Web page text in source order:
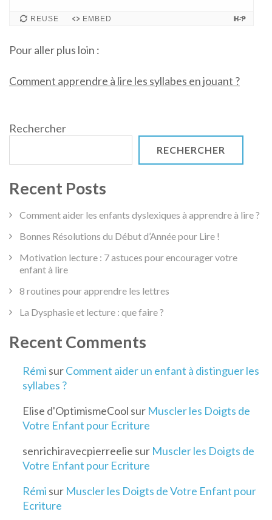
Use
or
key
to
REUSE EMBED
Pour aller plus loin :
Comment apprendre à lire les syllabes en jouant ?
Rechercher
RECHERCHER
Recent Posts
Comment aider les enfants dyslexiques à apprendre à lire ?
Bonnes Résolutions du Début d’Année pour Lire !
Motivation lecture : 7 astuces pour encourager votre
enfant à lire
8 routines pour apprendre les lettres
La Dysphasie et lecture : que faire ?
Recent Comments
Rémi surComment aider un enfant à distinguer les
syllabes ?
Elise d'OptimismeCool sur Muscler les Doigts de
Votre Enfant pour Ecriture
senrichiravecpierreelie sur Muscler les Doigts de
Votre Enfant pour Ecriture
Rémi sur Muscler les Doigts de Votre Enfant pour
Ecriture